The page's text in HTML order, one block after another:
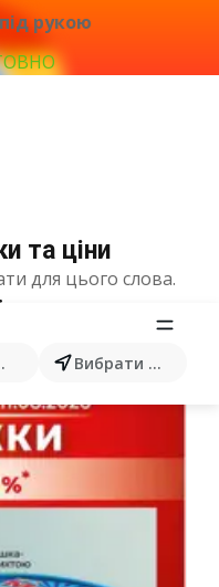
рукою
товарів... Вибрати місто
та ціни
для цього слова.